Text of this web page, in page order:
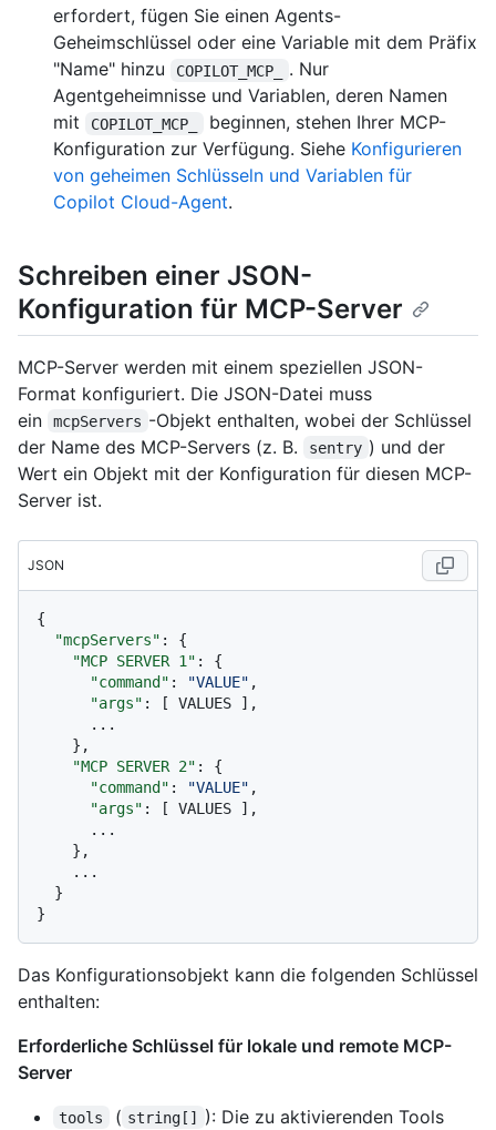
erfordert, fügen Sie einen Agents-
Geheimschlüssel oder eine Variable mit dem Präfix
"Name" hinzu
COPILOT_MCP_
. Nur
Agentgeheimnisse und Variablen, deren Namen
mit
COPILOT_MCP_
beginnen, stehen Ihrer MCP-
Konfiguration zur Verfügung. Siehe Konfigurieren
von geheimen Schlüsseln und Variablen für
Copilot Cloud-Agent.
Schreiben einer JSON-
Konfiguration für MCP-Server
MCP-Server werden mit einem speziellen JSON-
Format konfiguriert. Die JSON-Datei muss
ein
mcpServers -Objekt enthalten, wobei der Schlüssel
der Name des MCP-Servers (z. B.
sentry ) und der
Wert ein Objekt mit der Konfiguration für diesen MCP-
Server ist.
JSON
{
"mcpServers" :
{
"MCP SERVER 1" :
{
"command" : "VALUE" ,
"args" : [ VALUES ] ,
} ,
"MCP SERVER 2" :
{
"command" : "VALUE" ,
"args" : [ VALUES ] ,
} ,
}
}
Das Konfigurationsobjekt kann die folgenden Schlüssel
enthalten:
Erforderliche Schlüssel für lokale und remote MCP-
Server
tools ( string[]
): Die zu aktivierenden Tools